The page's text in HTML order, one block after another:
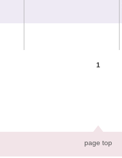
1
page top